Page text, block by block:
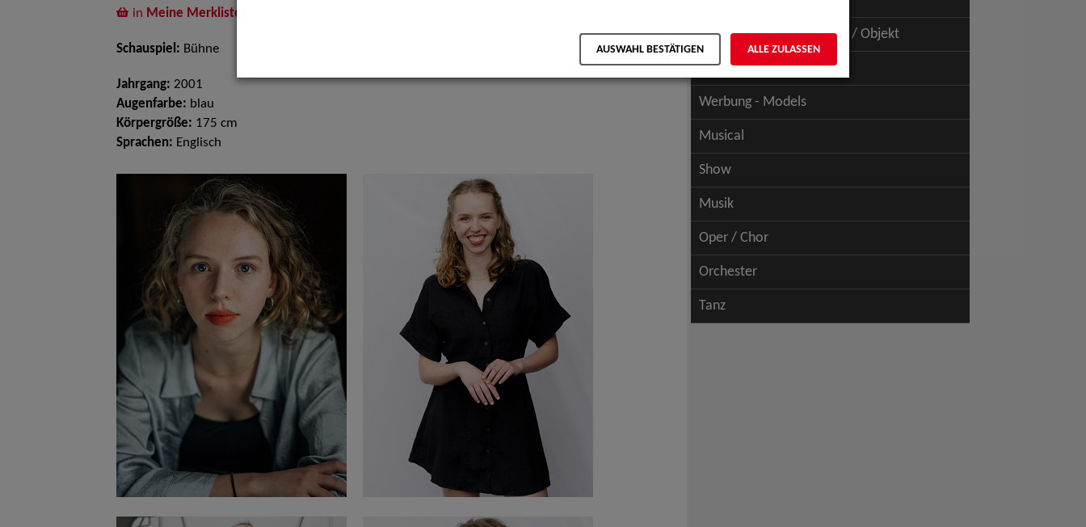
in Meine Merkliste
Schauspiel: Bühne
Jahrgang: 2001
Augenfarbe: blau
Körpergröße: 175 cm
Sprachen: Englisch
Schauspiel - Figur / Puppe / Objekt
Werbung - Talents
Werbung - Models
Musical
Show
Musik
Oper / Chor
Orchester
Tanz
AUSWAHL BESTÄTIGEN ALLE ZULASSEN